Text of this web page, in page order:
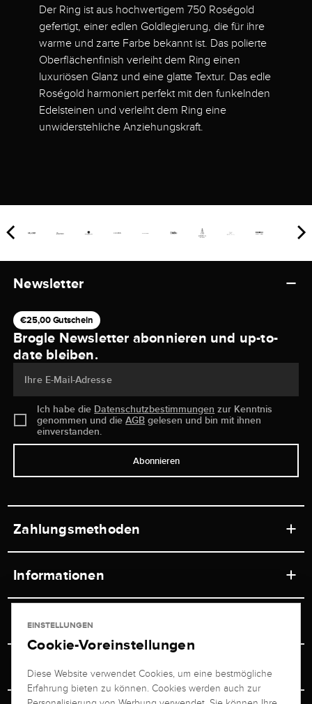
Der Ring ist aus hochwertigem 750 Roségold
gefertigt, einer edlen Goldlegierung, die für ihre
warme und zarte Farbe bekannt ist. Das polierte
Oberflächenfinish verleiht dem Ring einen
luxuriösen Glanz und eine glatte Textur. Das edle
Roségold harmoniert perfekt mit den funkelnden
Edelsteinen und verleiht dem Ring eine
unwiderstehliche Anziehungskraft.
Newsletter
€25,00 Gutschein
Brogle Newsletter abonnieren und up-to-
date bleiben.
Ihre E-Mail-Adresse
Ich habe die Datenschutzbestimmungen zur Kenntnis
genommen und dieAGB gelesen und bin mit ihnen
einverstanden.
Abonnieren
Zahlungsmethoden
Informationen
Ladengeschäft
Versand & Zahlung
Ratgeber
Service
Newsletterabmeldung
Juwelier Brogle
EINSTELLUNGEN
Cookie-Voreinstellungen
Diese Website verwendet Cookies, um eine bestmögliche
Erfahrung bieten zu können. Cookies werden auch zur